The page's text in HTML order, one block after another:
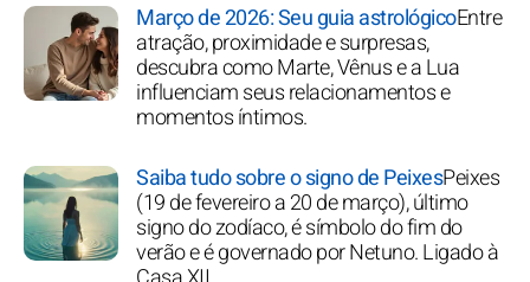
Março de 2026: Seu guia astrológicoEntre
atração, proximidade e surpresas,
descubra como Marte, Vênus e a Lua
influenciam seus relacionamentos e
momentos íntimos.
Saiba tudo sobre o signo de PeixesPeixes
(19 de fevereiro a 20 de março), último
signo do zodíaco, é símbolo do fim do
verão e é governado por Netuno. Ligado à